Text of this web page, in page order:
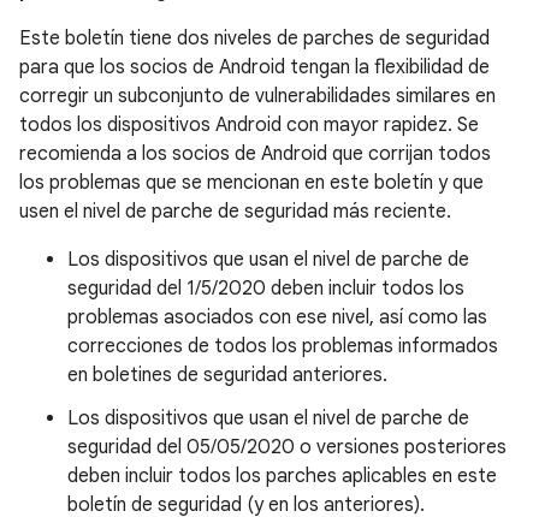
Este boletín tiene dos niveles de parches de seguridad
para que los socios de Android tengan la flexibilidad de
corregir un subconjunto de vulnerabilidades similares en
todos los dispositivos Android con mayor rapidez. Se
recomienda a los socios de Android que corrijan todos
los problemas que se mencionan en este boletín y que
usen el nivel de parche de seguridad más reciente.
Los dispositivos que usan el nivel de parche de
seguridad del 1/5/2020 deben incluir todos los
problemas asociados con ese nivel, así como las
correcciones de todos los problemas informados
en boletines de seguridad anteriores.
Los dispositivos que usan el nivel de parche de
seguridad del 05/05/2020 o versiones posteriores
deben incluir todos los parches aplicables en este
boletín de seguridad (y en los anteriores).